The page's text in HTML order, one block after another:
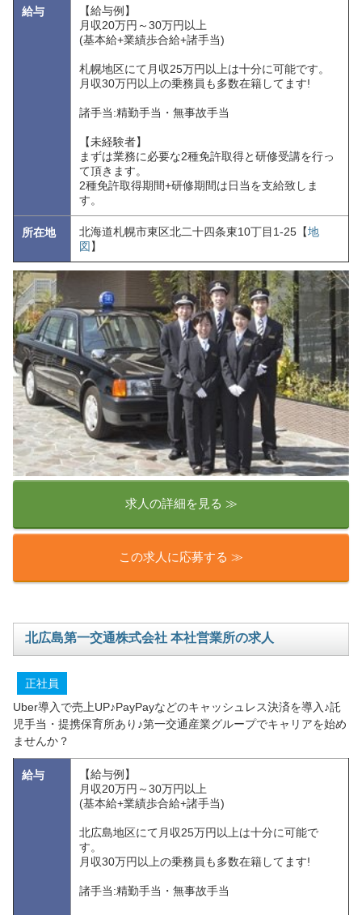
給与
【給与例】
月収20万円～30万円以上
(基本給+業績歩合給+諸手当)
札幌地区にて月収25万円以上は十分に可能です。
月収30万円以上の乗務員も多数在籍してます!
諸手当:精勤手当・無事故手当
【未経験者】
まずは業務に必要な2種免許取得と研修受講を行っ
て頂きます。
2種免許取得期間+研修期間は日当を支給致しま
す。
所在地 北海道札幌市東区北二十四条東10丁目1-25【地
図 】
求人の詳細を見る ≫
この求人に応募する ≫
北広島第一交通株式会社 本社営業所の求人
正社員
Uber導入で売上UP♪PayPayなどのキャッシュレス決済を導入♪託
児手当・提携保育所あり♪第一交通産業グループでキャリアを始め
ませんか？
給与
【給与例】
月収20万円～30万円以上
(基本給+業績歩合給+諸手当)
北広島地区にて月収25万円以上は十分に可能で
す。
月収30万円以上の乗務員も多数在籍してます!
諸手当:精勤手当・無事故手当